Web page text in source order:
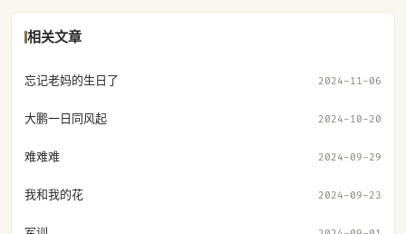
相关文章
忘记老妈的生日了 2024-11-06
大鹏一日同风起 2024-10-20
难难难 2024-09-29
我和我的花 2024-09-23